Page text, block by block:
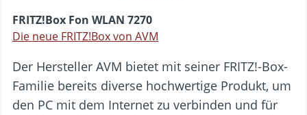
FRITZ!Box Fon WLAN 7270
Die neue FRITZ!Box von AVM
Der Hersteller AVM bietet mit seiner FRITZ!-Box-
Familie bereits diverse hochwertige Produkt, um
den PC mit dem Internet zu verbinden und für